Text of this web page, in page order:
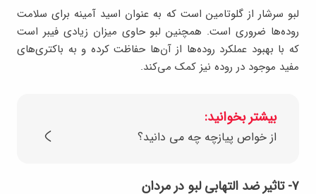
لبو سرشار از گلوتامین است که به عنوان اسید آمینه برای سلامت
روده‌ها ضروری است. همچنین لبو حاوی میزان زیادی فیبر است
که با بهبود عملکرد روده‌ها از آن‌ها حفاظت کرده و به باکتری‌های
مفید موجود در روده نیز کمک می‌کند.
بیشتر بخوانید:
از خواص پیازچه چه می دانید؟
۷- تاثیر ضد التهابی لبو در مردان